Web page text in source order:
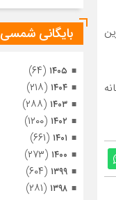
بایگانی شمسی
۱۴۰۵ (۶۴)
۱۴۰۴ (۲۱۸)
۱۴۰۳ (۲۸۸)
۱۴۰۲ (۱۲۰۰)
۱۴۰۱ (۶۶۱)
۱۴۰۰ (۲۷۳)
۱۳۹۹ (۶۰۴)
۱۳۹۸ (۲۸۱)